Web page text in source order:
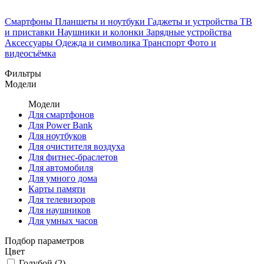
Смартфоны Планшеты и ноутбуки Гаджеты и устройства ТВ
и приставки Наушники и колонки Зарядные устройства
Аксессуары Одежда и символика Транспорт Фото и
видеосъёмка
Фильтры
Модели
Модели
Для смартфонов
Для Power Bank
Для ноутбуков
Для очистителя воздуха
Для фитнес-браслетов
Для автомобиля
Для умного дома
Карты памяти
Для телевизоров
Для наушников
Для умных часов
Подбор параметров
Цвет